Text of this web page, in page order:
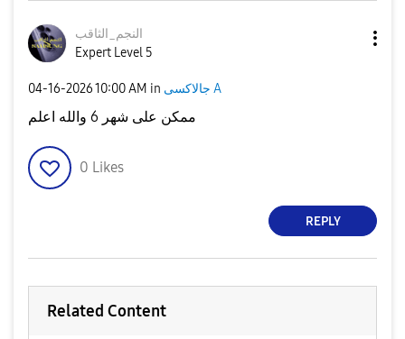
النجم_الثاقب
Expert Level 5
‎04-16-202610:00 AM in جالاكسى A
ممكن على شهر 6 والله اعلم
0 Likes
REPLY
Related Content